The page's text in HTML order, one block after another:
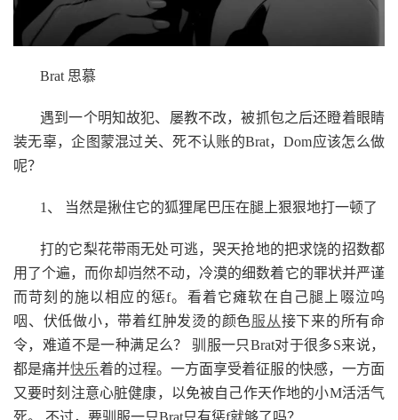
Brat 思慕
遇到一个明知故犯、屡教不改，被抓包之后还瞪着眼睛
装无辜，企图蒙混过关、死不认账的Brat，Dom应该怎么做
呢？
1、 当然是揪住它的狐狸尾巴压在腿上狠狠地打一顿了
打的它梨花带雨无处可逃，哭天抢地的把求饶的招数都
用了个遍，而你却岿然不动，冷漠的细数着它的罪状并严谨
而苛刻的施以相应的惩f。看着它瘫软在自己腿上啜泣呜
咽、伏低做小，带着红肿发烫的颜色服从接下来的所有命
令，难道不是一种满足么？ 驯服一只Brat对于很多S来说，
都是痛并快乐着的过程。一方面享受着征服的快感，一方面
又要时刻注意心脏健康，以免被自己作天作地的小M活活气
死。 不过，要驯服一只Brat只有惩f就够了吗？